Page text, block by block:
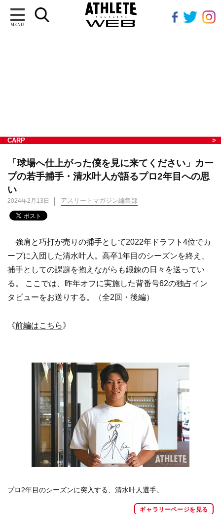
MENU
CARP
「球場へ仕上がった僕を見に来てください」カー
プの若手捕手・清水叶人が語るプロ2年目への思
い
2024年2月13日 アスリートマガジン編集部
強肩と巧打が売りの捕手として2022年ドラフト4位でカ
ープに入団した清水叶人。高卒1年目のシーズンを終え、
捕手としての課題を抱えながらも鍛錬の日々を送ってい
る。 ここでは、昨年オフに実施した背番号62の独占イン
タビューをお送りする。（全2回・後編）
《前編はこちら》
プロ2年目のシーズンに突入する、清水叶人選手。
ギャラリーページを見る